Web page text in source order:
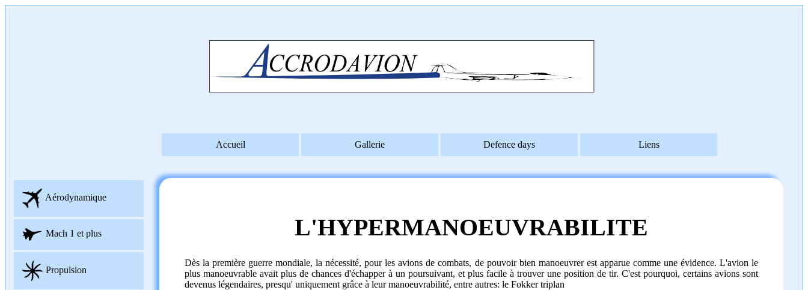
Accueil Gallerie Defence days Liens
Aérodynamique
Mach 1 et plus
Propulsion
L'HYPERMANOEUVRABILITE
Dès la première guerre mondiale, la nécessité, pour les avions de combats, de pouvoir bien manoeuvrer est apparue comme une évidence. L'avion le
plus manoeuvrable avait plus de chances d'échapper à un poursuivant, et plus facile à trouver une position de tir. C'est pourquoi, certains avions sont
devenus légendaires, presqu' uniquement grâce à leur manoeuvrabilité, entre autres: le Fokker triplan